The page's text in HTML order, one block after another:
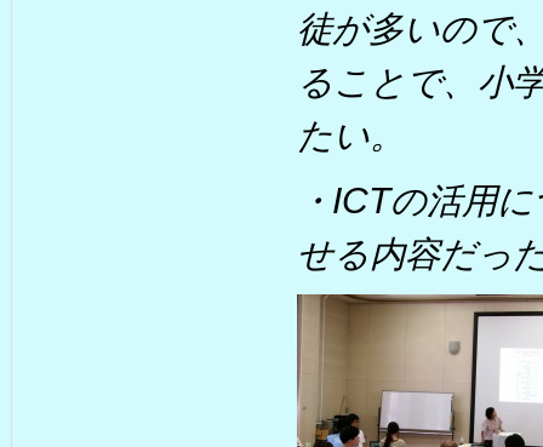
徒が多いので
ることで、小
たい。
・ICTの活用
せる内容だっ